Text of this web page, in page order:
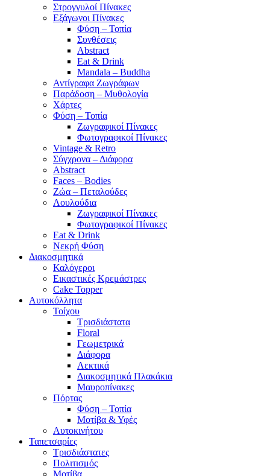
Στρογγυλοί Πίνακες
Εξάγωνοι Πίνακες
Φύση – Τοπία
Συνθέσεις
Abstract
Eat & Drink
Mandala – Buddha
Αντίγραφα Ζωγράφων
Παράδοση – Μυθολογία
Χάρτες
Φύση – Τοπία
Ζωγραφικοί Πίνακες
Φωτογραφικοί Πίνακες
Vintage & Retro
Σύγχρονα – Διάφορα
Abstract
Faces – Bodies
Ζώα – Πεταλούδες
Λουλούδια
Ζωγραφικοί Πίνακες
Φωτογραφικοί Πίνακες
Eat & Drink
Νεκρή Φύση
Διακοσμητικά
Καλόγεροι
Εικαστικές Κρεμάστρες
Cake Topper
Αυτοκόλλητα
Τοίχου
Τρισδιάστατα
Floral
Γεωμετρικά
Διάφορα
Λεκτικά
Διακοσμητικά Πλακάκια
Μαυροπίνακες
Πόρτας
Φύση – Τοπία
Μοτίβα & Υφές
Αυτοκινήτου
Ταπετσαρίες
Τρισδιάστατες
Πολιτισμός
Μοτίβα